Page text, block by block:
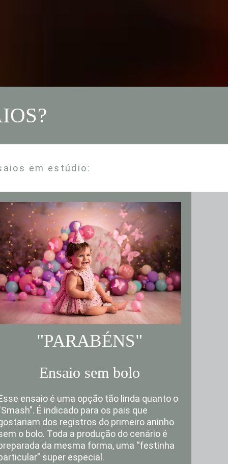
em estúdio:
"PARABÉNS"
Ensaio sem bolo
ensaio é uma opção tão linda quanto o
mash". É indicado para os pais que
dos registros do primeiro aninho
o bolo. Toda a produção do cenário é
da mesma forma, uma “festinha
super especial.